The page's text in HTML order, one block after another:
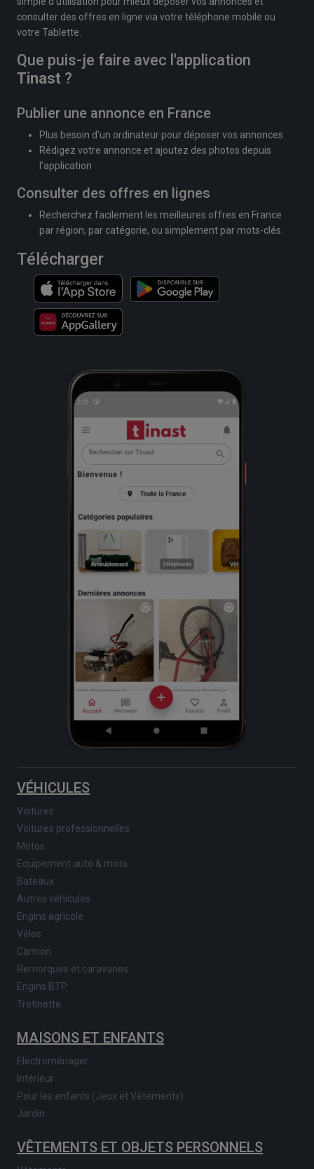
consulter des offres en ligne via votre téléphone mobile ou
votre Tablette.
Que puis-je faire avec l'application
Tinast ?
Publier une annonce en France
Plus besoin d'un ordinateur pour déposer vos annonces
Rédigez votre annonce et ajoutez des photos depuis
l'application
Consulter des offres en lignes
Recherchez facilement les meilleures offres en France
par région, par catégorie, ou simplement par mots-clés.
Télécharger
VÉHICULES
Voitures
Voitures professionnelles
Motos
Equipement auto & moto
Bateaux
Autres véhicules
Engins agricole
Vélos
Camion
Remorques et caravanes
Engins BTP
Trotinette
MAISONS ET ENFANTS
Electroménager
Intérieur
Pour les enfants (Jeux et Vêtements)
Jardin
VÊTEMENTS ET OBJETS PERSONNELS